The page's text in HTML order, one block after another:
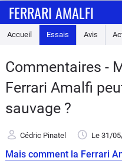
Accueil
Essais
Guide
d'achat
Electriques
FERRARI AMALFI
Accueil Essais Avis
Commentaires -
Ferrari Amalfi
sauvage ?
Cédric Pinatel Le 31/
Mais comment la Ferrari